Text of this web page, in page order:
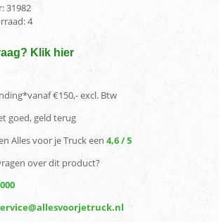
31982
4
Klik hier
€150,- excl. Btw
goed, geld terug
Alles voor je Truck een 4,6 / 5
over dit product?